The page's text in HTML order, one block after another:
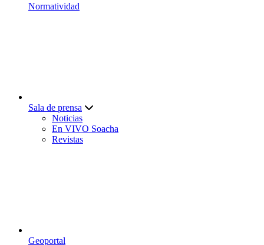
Normatividad
Sala de prensa
Noticias
En VIVO Soacha
Revistas
Geoportal